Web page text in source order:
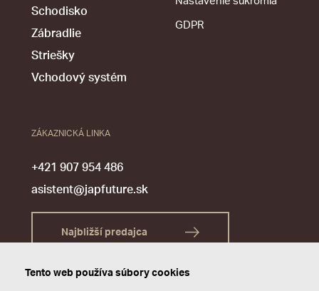
Schodisko
Zábradlie
Striešky
Vchodový systém
GDPR
ZÁKAZNICKÁ LINKA
+421 907 954 486
asistent@japfuture.sk
Najbližší predajca
Tento web používa súbory cookies